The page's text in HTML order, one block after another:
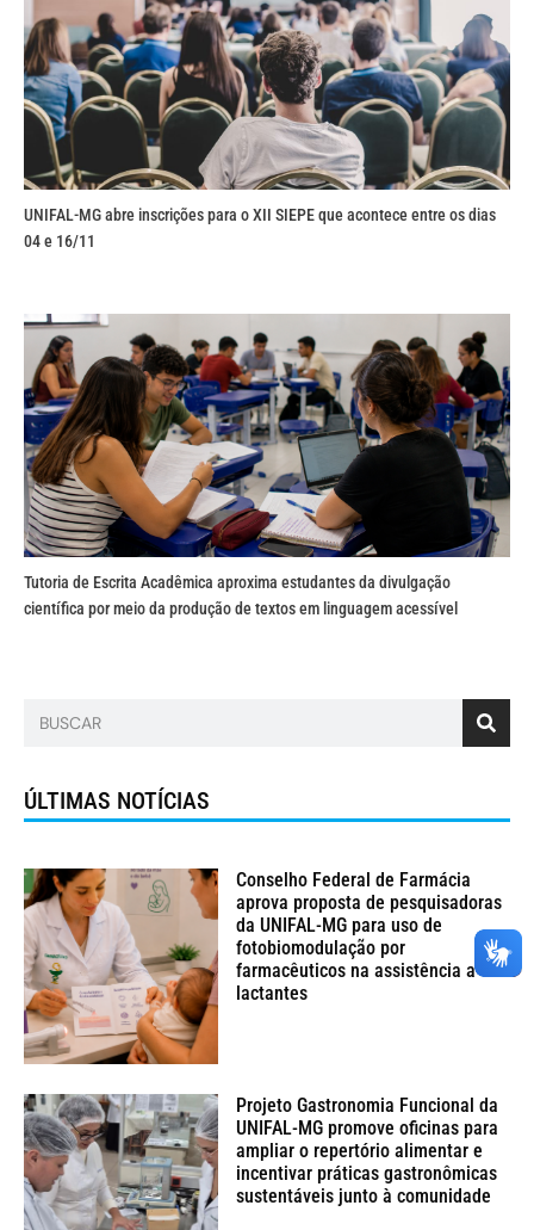
UNIFAL-MG abre inscrições para o XII SIEPE que acontece entre os dias
04 e 16/11
Tutoria de Escrita Acadêmica aproxima estudantes da divulgação
científica por meio da produção de textos em linguagem acessível
ÚLTIMAS NOTÍCIAS
Conselho Federal de Farmácia
aprova proposta de pesquisadoras
da UNIFAL-MG para uso de
fotobiomodulação por
farmacêuticos na assistência a
lactantes
Projeto Gastronomia Funcional da
UNIFAL-MG promove oficinas para
ampliar o repertório alimentar e
incentivar práticas gastronômicas
sustentáveis junto à comunidade